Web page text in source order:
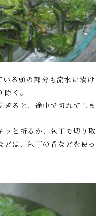
る頭の部分も流水に漬け
く。
ると、途中で切れてしま
と折るか、包丁で切り取
どは、包丁の背などを使っ